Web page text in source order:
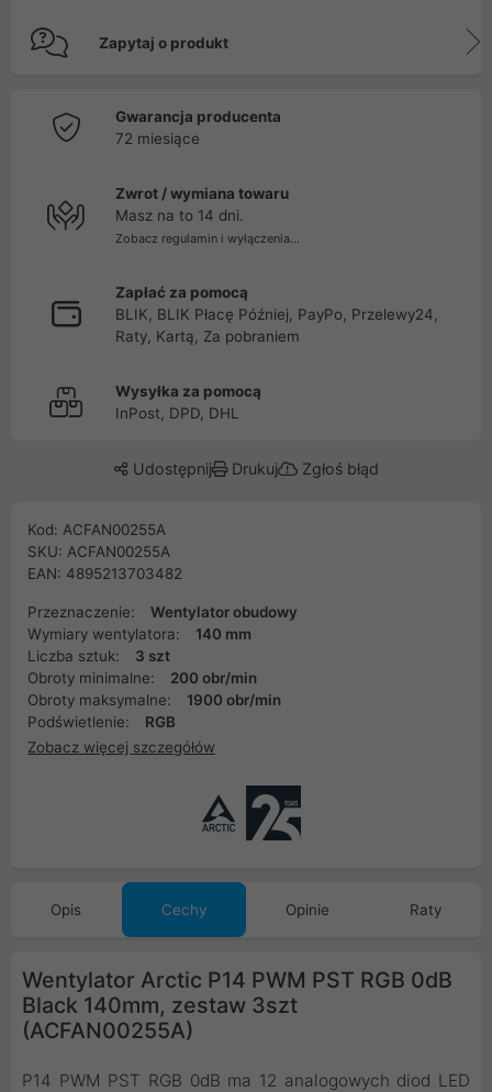
Zapytaj o produkt
Gwarancja producenta
72 miesiące
Zwrot / wymiana towaru
Masz na to 14 dni.
Zobacz regulamin i wyłączenia...
Zapłać za pomocą
BLIK, BLIK Płacę Później, PayPo, Przelewy24,
Raty, Kartą, Za pobraniem
Wysyłka za pomocą
InPost, DPD, DHL
Udostępnij Drukuj Zgłoś błąd
Kod: ACFAN00255A
SKU: ACFAN00255A
EAN: 4895213703482
Przeznaczenie:
Wentylator obudowy
Wymiary wentylatora:
140 mm
Liczba sztuk:
3 szt
Obroty minimalne:
200 obr/min
Obroty maksymalne:
1900 obr/min
Podświetlenie:
RGB
Zobacz więcej szczegółów
Opis Cechy Opinie Raty
Wentylator Arctic P14 PWM PST RGB 0dB
Black 140mm, zestaw 3szt
(ACFAN00255A)
P14 PWM PST RGB 0dB ma 12 analogowych diod LED